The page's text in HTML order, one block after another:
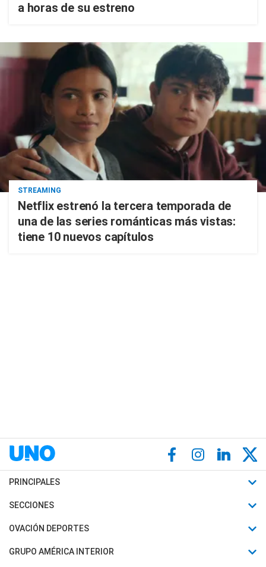
a horas de su estreno
STREAMING
Netflix estrenó la tercera temporada de
una de las series románticas más vistas:
tiene 10 nuevos capítulos
PRINCIPALES
Últimas Noticias
Política
SECCIONES
Horóscopo
Motores
OVACIÓN DEPORTES
Fútbol
GRUPO AMÉRICA INTERIOR